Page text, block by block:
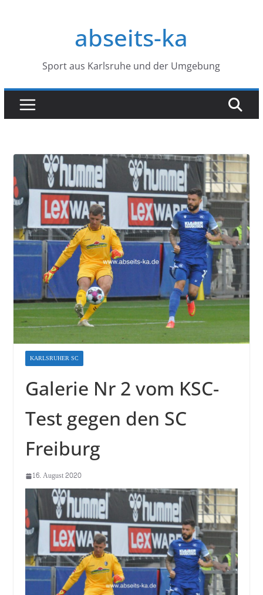
abseits-ka
Sport aus Karlsruhe und der Umgebung
KARLSRUHER SC
Galerie Nr 2 vom KSC-
Test gegen den SC
Freiburg
16. August 2020